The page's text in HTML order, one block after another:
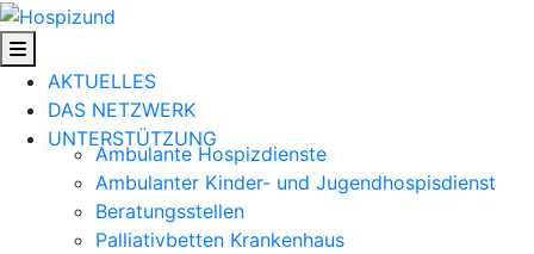
Skip
to
contentAKTUELLES
DAS NETZWERK
UNTERSTÜTZUNG
Ambulante Hospizdienste
Ambulanter Kinder- und Jugendhospisdienst
Beratungsstellen
Palliativbetten Krankenhaus